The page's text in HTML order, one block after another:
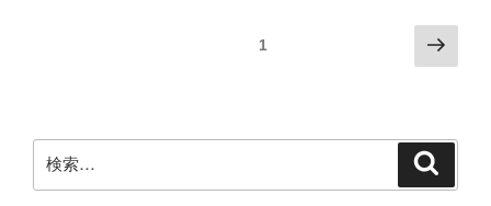
ゲ
ー
1
次
の
ジ
索: